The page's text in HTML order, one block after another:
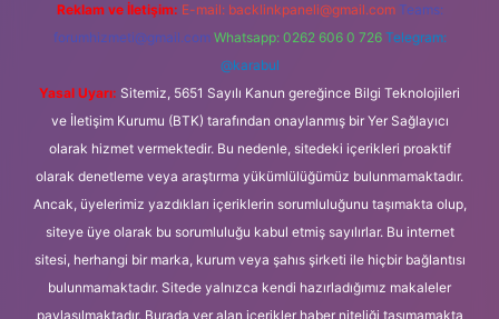
Reklam ve İletişim: E-mail: backlinkpaneli@gmail.com Teams:
forumhizmeti@gmail.com Whatsapp: 0262 606 0 726 Telegram:
@karabul
Yasal Uyarı: Sitemiz, 5651 Sayılı Kanun gereğince Bilgi Teknolojileri
ve İletişim Kurumu (BTK) tarafından onaylanmış bir Yer Sağlayıcı
olarak hizmet vermektedir. Bu nedenle, sitedeki içerikleri proaktif
olarak denetleme veya araştırma yükümlülüğümüz bulunmamaktadır.
Ancak, üyelerimiz yazdıkları içeriklerin sorumluluğunu taşımakta olup,
siteye üye olarak bu sorumluluğu kabul etmiş sayılırlar. Bu internet
sitesi, herhangi bir marka, kurum veya şahıs şirketi ile hiçbir bağlantısı
bulunmamaktadır. Sitede yalnızca kendi hazırladığımız makaleler
paylaşılmaktadır. Burada yer alan içerikler haber niteliği taşımamakta